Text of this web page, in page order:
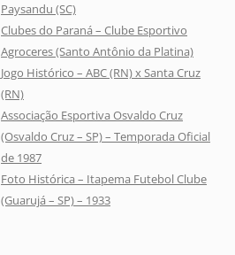
Paysandu (SC)
Clubes do Paraná – Clube Esportivo
Agroceres (Santo Antônio da Platina)
Jogo Histórico – ABC (RN) x Santa Cruz
(RN)
Associação Esportiva Osvaldo Cruz
(Osvaldo Cruz – SP) – Temporada Oficial
de 1987
Foto Histórica – Itapema Futebol Clube
(Guarujá – SP) – 1933